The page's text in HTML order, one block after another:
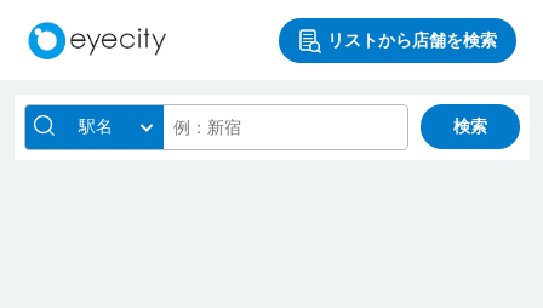
リストから店舗を検索
駅名 検索